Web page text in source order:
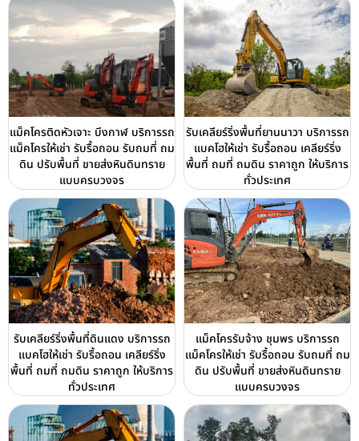
แม็คโครติดหัวเจาะ บึงกาฬ บริการรถ
แม็คโครให้เช่า รับรื้อถอน รับถมที่ ถม
ดิน ปรับพื้นที่ ขายส่งหินดินทราย
แบบครบวงจร
รับเคลียร์ริ่งพื้นที่ยานนาวา บริการรถ
แบคโฮให้เช่า รับรื้อถอน เคลียร์ริ่ง
พื้นที่ ถมที่ ถมดิน ราคาถูก ให้บริการ
ทั่วประเทศ
รับเคลียร์ริ่งพื้นที่ดินแดง บริการรถ
แบคโฮให้เช่า รับรื้อถอน เคลียร์ริ่ง
พื้นที่ ถมที่ ถมดิน ราคาถูก ให้บริการ
ทั่วประเทศ
แม็คโครรับจ้าง ชุมพร บริการรถ
แม็คโครให้เช่า รับรื้อถอน รับถมที่ ถม
ดิน ปรับพื้นที่ ขายส่งหินดินทราย
แบบครบวงจร